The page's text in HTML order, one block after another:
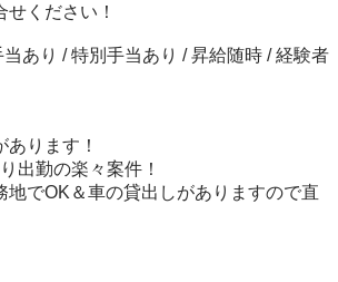
ください！
あり / 特別手当あり / 昇給随時 / 経験者
ります！
出勤の楽々案件！
でOK＆車の貸出しがありますので直